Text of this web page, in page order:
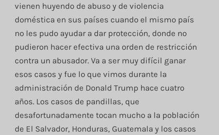
vienen huyendo de abuso y de violencia
doméstica en sus países cuando el mismo país
no les pudo ayudar a dar protección, donde no
pudieron hacer efectiva una orden de restricción
contra un abusador. Va a ser muy difícil ganar
esos casos y fue lo que vimos durante la
administración de Donald Trump hace cuatro
años. Los casos de pandillas, que
desafortunadamente tocan mucho a la población
de El Salvador, Honduras, Guatemala y los casos